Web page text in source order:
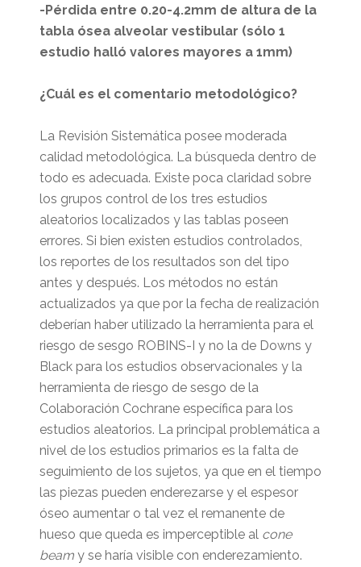
-Pérdida entre 0.20-4.2mm de altura de la
tabla ósea alveolar vestibular (sólo 1
estudio halló valores mayores a 1mm)
¿Cuál es el comentario metodológico?
La Revisión Sistemática posee moderada
calidad metodológica. La búsqueda dentro de
todo es adecuada. Existe poca claridad sobre
los grupos control de los tres estudios
aleatorios localizados y las tablas poseen
errores. Si bien existen estudios controlados,
los reportes de los resultados son del tipo
antes y después. Los métodos no están
actualizados ya que por la fecha de realización
deberían haber utilizado la herramienta para el
riesgo de sesgo ROBINS-I y no la de Downs y
Black para los estudios observacionales y la
herramienta de riesgo de sesgo de la
Colaboración Cochrane específica para los
estudios aleatorios. La principal problemática a
nivel de los estudios primarios es la falta de
seguimiento de los sujetos, ya que en el tiempo
las piezas pueden enderezarse y el espesor
óseo aumentar o tal vez el remanente de
hueso que queda es imperceptible al cone
beamy se haría visible con enderezamiento.